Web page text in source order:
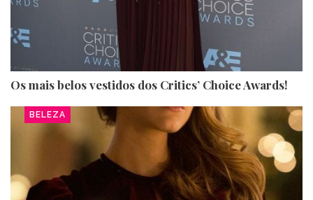
Os mais belos vestidos dos Critics’ Choice Awards!
BELEZA